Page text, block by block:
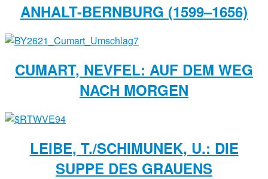
ANHALT-BERNBURG (1599–1656)
CUMART, NEVFEL: AUF DEM WEG
NACH MORGEN
LEIBE, T./SCHIMUNEK, U.: DIE
SUPPE DES GRAUENS